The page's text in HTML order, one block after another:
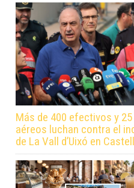
Más de 400 efectivos y
aéreos luchan contra el
de La Vall d’Uixó en